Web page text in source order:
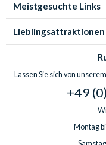
Meistgesuchte Links
Lieblingsattraktionen
Lassen Sie sich von
+49
Montag